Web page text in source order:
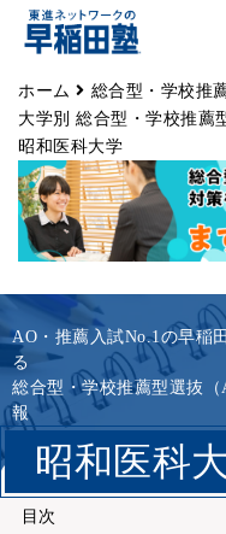
ホーム
総合型・学校推
大学別 総合型・学校推薦
昭和医科大学
AO・推薦入試No.1の早稲
る
総合型・学校推薦型選抜
報
昭和医科
目次